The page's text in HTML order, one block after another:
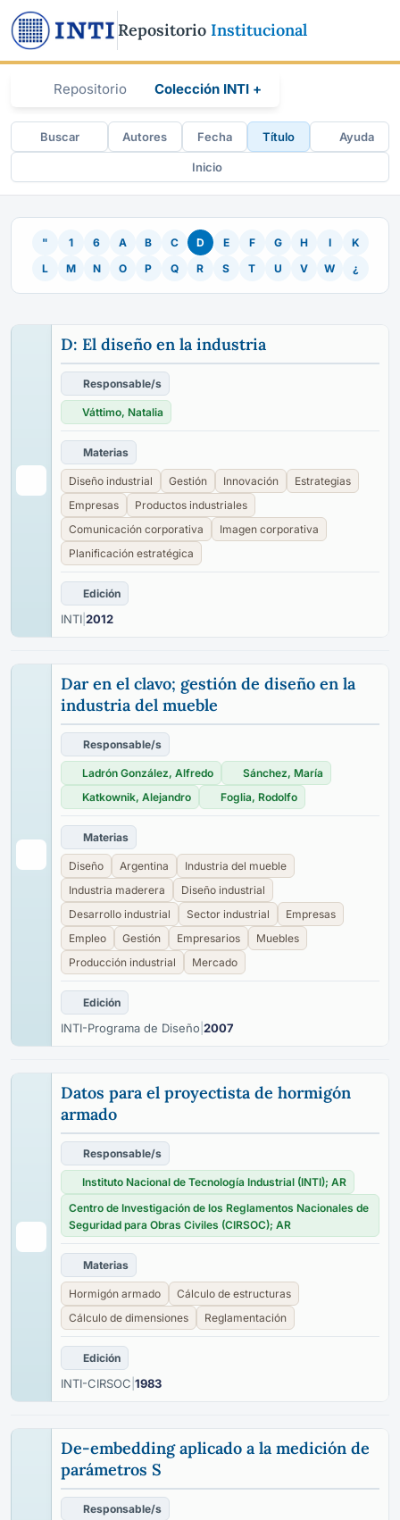
Repositorio Institucional
Repositorio Colección INTI +
Buscar Autores Fecha Título Ayuda
Inicio
" 1 6 A B C D E F G H I
K
L
M N O P Q R S T U V W ¿
D: El diseño en la industria
Responsable/s
Váttimo, Natalia
Materias
Diseño industrial Gestión Innovación
Estrategias
Empresas
Productos industriales
Comunicación corporativa
Imagen corporativa
Planificación estratégica
Edición
INTI 2012
Dar en el clavo; gestión de diseño en la
industria del mueble
Responsable/s
Ladrón González, Alfredo
Sánchez, María
Katkownik, Alejandro
Foglia, Rodolfo
Materias
Diseño Argentina
Industria del mueble
Industria maderera
Diseño industrial
Desarrollo industrial
Sector industrial
Empresas
Empleo
Gestión Empresarios
Muebles
Producción industrial
Mercado
Edición
INTI-Programa de Diseño 2007
Datos para el proyectista de hormigón
armado
Responsable/s
Instituto Nacional de Tecnología Industrial (INTI); AR
Centro de Investigación de los Reglamentos Nacionales de
Seguridad para Obras Civiles (CIRSOC); AR
Materias
Hormigón armado
Cálculo de estructuras
Cálculo de dimensiones
Reglamentación
Edición
INTI-CIRSOC 1983
De-embedding aplicado a la medición de
parámetros S
Responsable/s